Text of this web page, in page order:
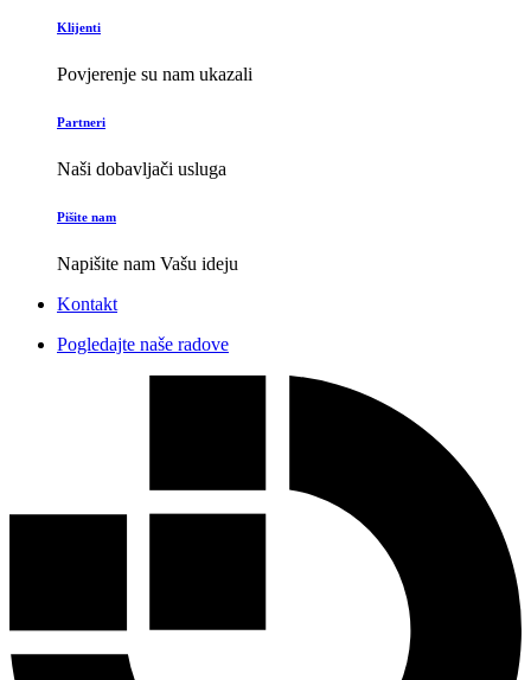
Klijenti
Povjerenje su nam ukazali
Partneri
Naši dobavljači usluga
Pišite nam
Napišite nam Vašu ideju
Kontakt
Pogledajte naše radove